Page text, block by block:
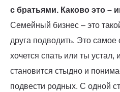
с братьями. Каково это –
Семейный бизнес – это
друга подводить. Это
хочется спать или ты устал,
становится стыдно и
подвести родных. С одной